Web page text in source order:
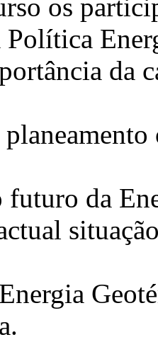
os
Política
da
futuro da